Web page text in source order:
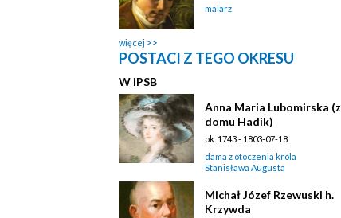
malarz
więcej
POSTACI Z TEGO OKRESU
W iPSB
Anna Maria Lubomirska (z
domu Hadik)
ok. 1743 - 1803-07-18
dama z otoczenia króla
Stanisława Augusta
Michał Józef Rzewuski h.
Krzywda